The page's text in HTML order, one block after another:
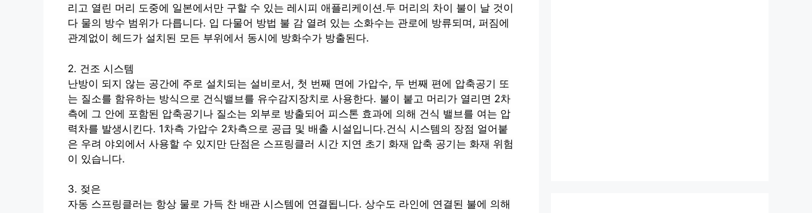
리고 열린 머리 도중에 일본에서만 구할 수 있는 레시피 애플리케이션.두 머리의 차이 불이 날 것이
다 물의 방수 범위가 다릅니다. 입 다물어 방법 불 감 열려 있는 소화수는 관로에 방류되며, 퍼짐에
관계없이 헤드가 설치된 모든 부위에서 동시에 방화수가 방출된다.
2. 건조 시스템
난방이 되지 않는 공간에 주로 설치되는 설비로서, 첫 번째 면에 가압수, 두 번째 편에 압축공기 또
는 질소를 함유하는 방식으로 건식밸브를 유수감지장치로 사용한다. 불이 붙고 머리가 열리면 2차
측에 그 안에 포함된 압축공기나 질소는 외부로 방출되어 피스톤 효과에 의해 건식 밸브를 여는 압
력차를 발생시킨다. 1차측 가압수 2차측으로 공급 및 배출 시설입니다.건식 시스템의 장점 얼어붙
은 우려 야외에서 사용할 수 있지만 단점은 스프링클러 시간 지연 초기 화재 압축 공기는 화재 위험
이 있습니다.
3. 젖은
자동 스프링클러는 항상 물로 가득 찬 배관 시스템에 연결됩니다. 상수도 라인에 연결된 불에 의해